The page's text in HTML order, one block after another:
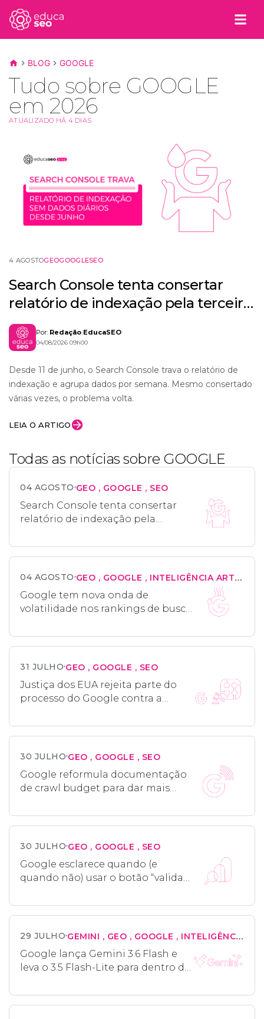
BLOG GOOGLE
Tudo sobre GOOGLE
em 2026
ATUALIZADO HÁ 4 DIAS
4 AGOSTOGEOGOOGLESEO
Search Console tenta consertar
relatório de indexação pela terceira
vez em dois meses
Por: Redação EducaSEO
04/08/2026 09h00
Desde 11 de junho, o Search Console trava o relatório de
indexação e agrupa dados por semana. Mesmo consertado
várias vezes, o problema volta.
LEIA O ARTIGO
Todas as notícias sobre GOOGLE
04 AGOSTO GEO GOOGLE SEO
Search Console tenta consertar
relatório de indexação pela
04 AGOSTO GEO GOOGLE INTELIGÊNCIA ARTIFICIAL
Google tem nova onda de
volatilidade nos rankings de busca
31 JULHO GEO GOOGLE SEO
Justiça dos EUA rejeita parte do
processo do Google contra a
30 JULHO GEO GOOGLE SEO
Google reformula documentação
de crawl budget para dar mais
30 JULHO GEO GOOGLE SEO
Google esclarece quando (e
quando não) usar o botão “validar
29 JULHO GEMINI GEO GOOGLE INTELIGÊNCIA ARTIFICIAL
Google lança Gemini 3.6 Flash e
leva o 3.5 Flash-Lite para dentro da